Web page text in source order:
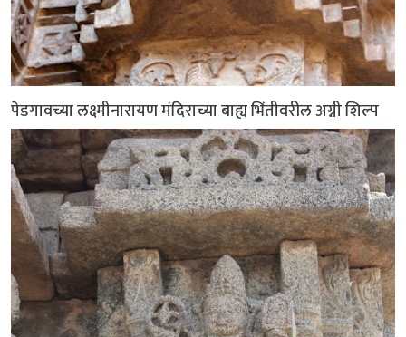
पेडगावच्या लक्ष्मीनारायण मंदिराच्या बाह्य भिंतीवरील अग्नी शिल्प